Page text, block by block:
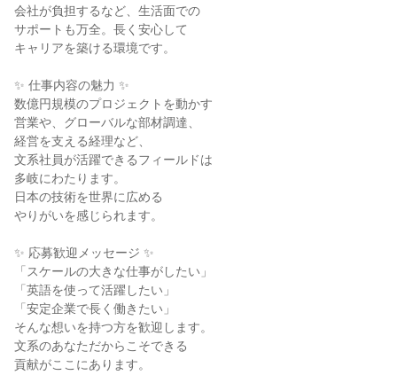
会社が負担するなど、生活面での
サポートも万全。長く安心して
キャリアを築ける環境です。
✨ 仕事内容の魅力 ✨
数億円規模のプロジェクトを動かす
営業や、グローバルな部材調達、
経営を支える経理など、
文系社員が活躍できるフィールドは
多岐にわたります。
日本の技術を世界に広める
やりがいを感じられます。
✨ 応募歓迎メッセージ ✨
「スケールの大きな仕事がしたい」
「英語を使って活躍したい」
「安定企業で長く働きたい」
そんな想いを持つ方を歓迎します。
文系のあなただからこそできる
貢献がここにあります。